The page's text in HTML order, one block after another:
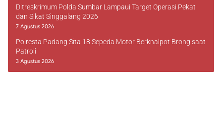
Ditreskrimum Polda Sumbar Lampaui Target Operasi Pekat
dan Sikat Singgalang 2026
7 Agustus 2026
Polresta Padang Sita 18 Sepeda Motor Berknalpot Brong saat
Patroli
3 Agustus 2026